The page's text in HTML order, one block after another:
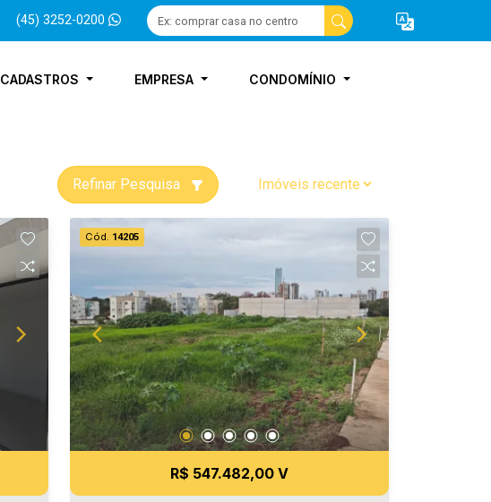
(45) 3252-0200
CADASTROS EMPRESA CONDOMÍNIO
Refinar Pesquisa
Cód. 14205
R$ 547.482,00 V